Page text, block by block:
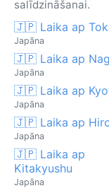
salīdzināšanai.
🇯🇵 Laika ap
Japāna
🇯🇵 Laika ap
Japāna
🇯🇵 Laika ap
Japāna
🇯🇵 Laika ap
Japāna
🇯🇵 Laika ap
Kitakyushu
Japāna